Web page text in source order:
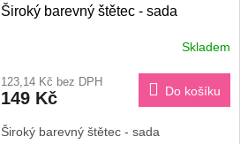
Široký barevný štětec - sada
Skladem
123,14 Kč bez DPH
149 Kč Do košíku
Široký barevný štětec - sada